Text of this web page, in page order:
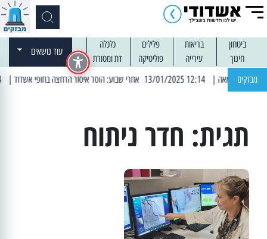
ביטחון בריאות פלילים
כלכלה
חינוך
עירייה פוליטיקה דת ומסורת
עוד נושאים
מבזקים | 12:14 13/01/2025 אחרי שבוע: הוסר איסור הרחצה בחופי אשדוד | 13:04 14/01/2025 עובדים בלילות: עבודות קרצוף וריבוד אספלט
תגית: חדר ניתוח